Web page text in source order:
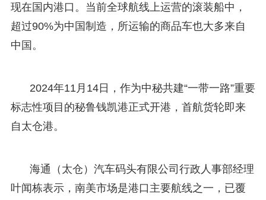
现在国内港口。当前全球航线上运营的滚装船中，
超过90%为中国制造，所运输的商品车也大多来自
中国。
2024年11月14日，作为中秘共建“一带一路”重要
标志性项目的秘鲁钱凯港正式开港，首航货轮即来
自太仓港。
海通（太仓）汽车码头有限公司行政人事部经理
叶闻栋表示，南美市场是港口主要航线之一，已覆